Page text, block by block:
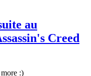
au
Creed